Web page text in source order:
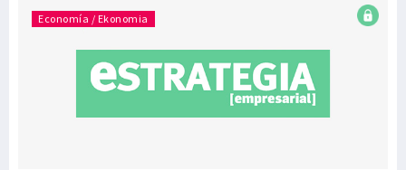
Economía / Ekonomia